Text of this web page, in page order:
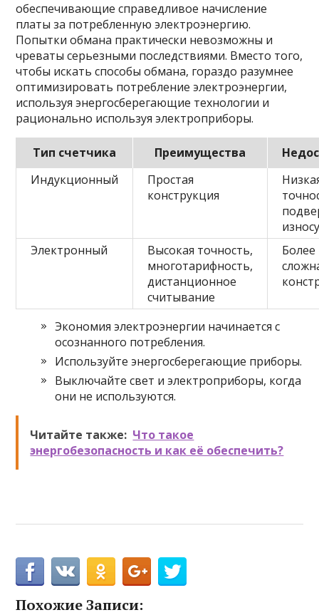
обеспечивающие справедливое начисление
платы за потребленную электроэнергию.
Попытки обмана практически невозможны и
чреваты серьезными последствиями. Вместо того,
чтобы искать способы обмана, гораздо разумнее
оптимизировать потребление электроэнергии,
используя энергосберегающие технологии и
рационально используя электроприборы.
Тип счетчика Преимущества
Индукционный
Простая
конструкция
Электронный
Высокая точность,
многотарифность,
дистанционное
считывание
Более
Экономия электроэнергии начинается с
осознанного потребления.
Используйте энергосберегающие приборы.
Выключайте свет и электроприборы, когда
они не используются.
Читайте также: Что такое
энергобезопасность и как её обеспечить?
Похожие Записи: